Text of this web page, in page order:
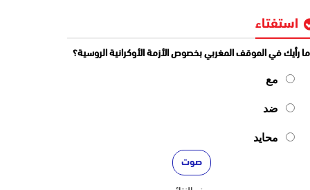
استفتاء
ما رأيك في الموقف المغربي بخصوص الأزمة الأوكرانية الروسية؟
مع
ضد
محايد